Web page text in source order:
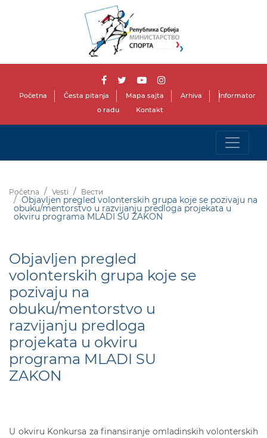
Početna Česta pitanja Mapa sajta Arhiva
Informator
o radu
Kontakt
Početna Vesti Вести
Objavljen pregled volonterskih grupa koje se pozivaju na
obuku/mentorstvo u razvijanju predloga projekata u
okviru programa MLADI SU ZAKON
Objavljen pregled
volonterskih grupa koje se
pozivaju na
obuku/mentorstvo u
razvijanju predloga
projekata u okviru
programa MLADI SU
ZAKON
U okviru Konkursa za finansiranje omladinskih volonterskih